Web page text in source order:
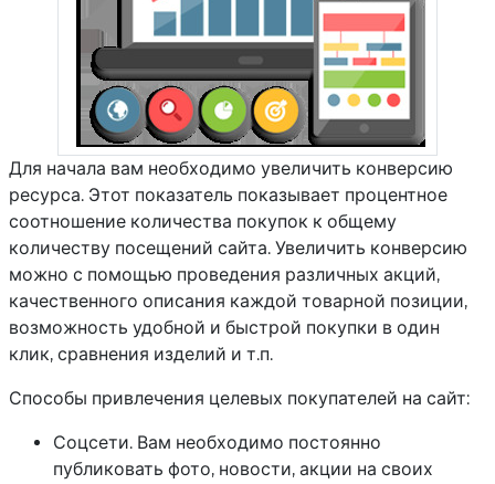
Для начала вам необходимо увеличить конверсию
ресурса. Этот показатель показывает процентное
соотношение количества покупок к общему
количеству посещений сайта. Увеличить конверсию
можно с помощью проведения различных акций,
качественного описания каждой товарной позиции,
возможность удобной и быстрой покупки в один
клик, сравнения изделий и т.п.
Способы привлечения целевых покупателей на сайт:
Соцсети. Вам необходимо постоянно
публиковать фото, новости, акции на своих